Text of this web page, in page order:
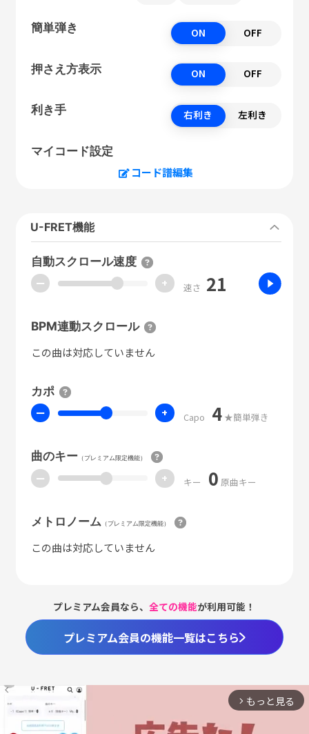
簡単弾き ON OFF
押さえ方表示 ON OFF
利き手 右利き 左利き
マイコード設定
コード譜編集
U-FRET機能
自動スクロール速度
ー + 速さ 21
BPM連動スクロール
この曲は対応していません
カポ
ー + Capo 4 ★簡単弾き
曲のキー（プレミアム限定機能）
ー + キー 0 原曲キー
メトロノーム （プレミアム限定機能）
この曲は対応していません
プレミアム会員なら、全ての機能が利用可能！
プレミアム会員の機能一覧はこちら
arrow_forward_ios もっと見る